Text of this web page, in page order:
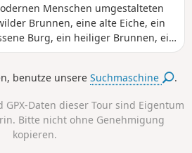
Menschen umgestalteten
Brunnen, eine alte Eiche, ein
Burg, ein heiliger Brunnen, ein
Mühlen – alles Überreste einer
von (11) bis (14) unter
benutze unsereSuchmaschine .
Daten dieser Tour sind Eigentum
Bitte nicht ohne Genehmigung
kopieren.